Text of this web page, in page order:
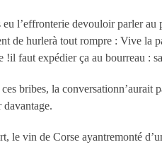
eu l’effronterie devouloir parler au
de hurlerà tout rompre : Vive la
!il faut expédier ça au bourreau :
bribes, la conversationn’aurait
le vin de Corse ayantremonté